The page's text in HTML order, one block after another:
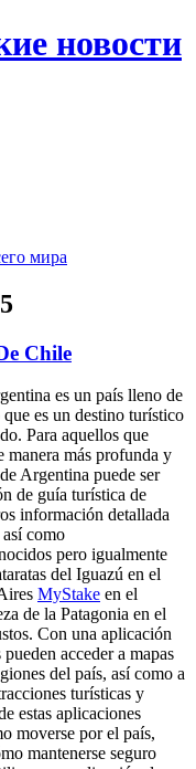
новости
Chile
es un país lleno de
es un destino turístico
Para aquellos que
manera más profunda y
Argentina puede ser
de guía turística de
información detallada
como
pero igualmente
del Iguazú en el
MyStake en el
de la Patagonia en el
Con una aplicación
acceder a mapas
del país, así como a
turísticas y
estas aplicaciones
moverse por el país,
mantenerse seguro